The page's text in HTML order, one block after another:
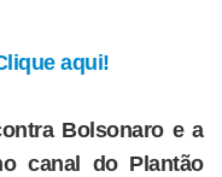
aqui!
Bolsonaro e a
canal do Plantão